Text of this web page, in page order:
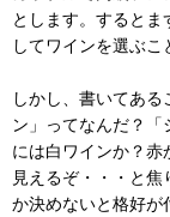
とします。すると
してワインを選ぶこ
しかし、書いてあ
ン」ってなんだ？
には白ワインか？赤
見えるぞ・・・と
か決めないと格好が